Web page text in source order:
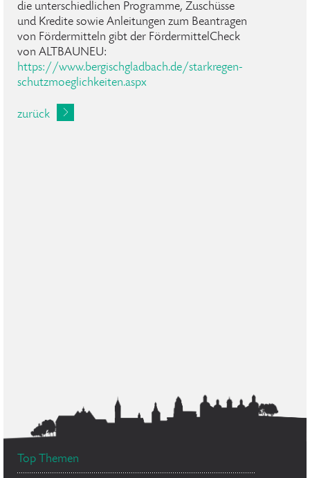
die unterschiedlichen Programme, Zuschüsse
und Kredite sowie Anleitungen zum Beantragen
von Fördermitteln gibt der FördermittelCheck
von ALTBAUNEU:
https://www.bergischgladbach.de/starkregen-
schutzmoeglichkeiten.aspx
zurück
Top Themen